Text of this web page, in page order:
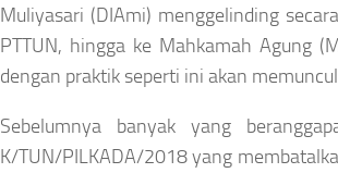
Muliyasari (DIAmi) menggelinding
PTTUN, hingga ke Mahkamah Agung
dengan praktik seperti ini akan
Sebelumnya banyak yang
K/TUN/PILKADA/2018 yang